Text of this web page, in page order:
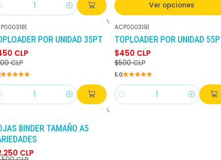
Ver opciones
DCTO
|
POR UNIDAD 35PT
CLP
CLP
-10%DCTO
ACP000319|
TOPLOADER POR UNIDAD
$450 CLP
$500 CLP
5.0
Cantidad
BINDER TAMAÑO A5
CLP